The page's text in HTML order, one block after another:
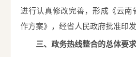
进行认真修改完善，形成《云南
作方案》，经省人民政府批准印发
三、政务热线整合的总体要求